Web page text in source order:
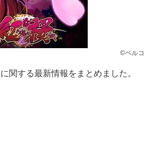
©ベルコ
に関する最新情報をまとめました。